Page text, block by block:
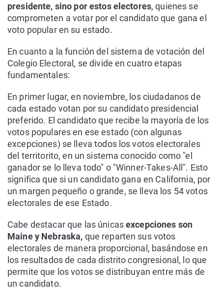
presidente, sino por estos electores, quienes se
comprometen a votar por el candidato que gana el
voto popular en su estado.
En cuanto a la función del sistema de votación del
Colegio Electoral, se divide en cuatro etapas
fundamentales:
En primer lugar, en noviembre, los ciudadanos de
cada estado votan por su candidato presidencial
preferido. El candidato que recibe la mayoría de los
votos populares en ese estado (con algunas
excepciones) se lleva todos los votos electorales
del territorito, en un sistema conocido como "el
ganador se lo lleva todo" o "Winner-Takes-All". Esto
significa que si un candidato gana en California, por
un margen pequeño o grande, se lleva los 54 votos
electorales de ese Estado.
Cabe destacar que las únicasexcepciones son
Maine y Nebraska, que reparten sus votos
electorales de manera proporcional, basándose en
los resultados de cada distrito congresional, lo que
permite que los votos se distribuyan entre más de
un candidato.